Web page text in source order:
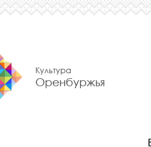
Культура
Оренбуржья